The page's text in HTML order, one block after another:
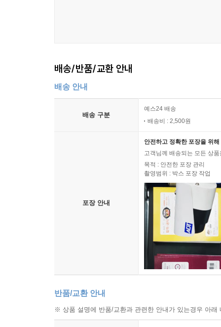
배송/반품/교환 안내
배송 안내
배송 구분
예스24 배송
배송비 : 2,500원
포장 안내
안전하고 정확한 포장을 위
고객님께 배송되는 모든 상
목적 : 안전한 포장 관리
촬영범위 : 박스 포장 작업
반품/교환 안내
※ 상품 설명에 반품/교환과 관련한 안내가 있는경우 아